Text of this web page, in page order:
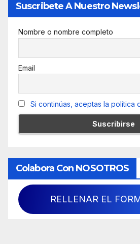
Suscribete A Nuestro
Nombre o nombre completo
Email
Si continúas, aceptas la política
Colabora Con NOSOTROS
RELLENAR EL